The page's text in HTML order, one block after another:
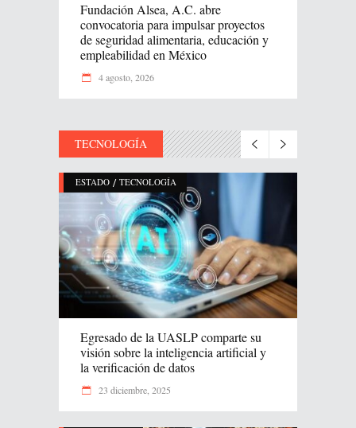
Fundación Alsea, A.C. abre
convocatoria para impulsar proyectos
de seguridad alimentaria, educación y
empleabilidad en México
4 agosto, 2026
TECNOLOGÍA
ESTADO / TECNOLOGÍA
Egresado de la UASLP comparte su
visión sobre la inteligencia artificial y
la verificación de datos
23 diciembre, 2025